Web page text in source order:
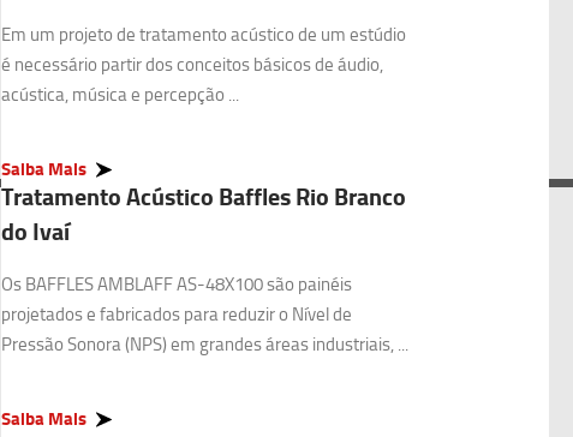
Em um projeto de tratamento acústico de um estúdio
é necessário partir dos conceitos básicos de áudio,
acústica, música e percepção ...
Saiba Mais
Tratamento Acústico Baffles Rio Branco
do Ivaí
Os BAFFLES AMBLAFF AS-48X100 são painéis
projetados e fabricados para reduzir o Nível de
Pressão Sonora (NPS) em grandes áreas industriais, ...
Saiba Mais